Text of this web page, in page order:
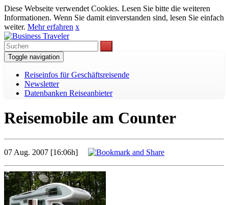
Diese Webseite verwendet Cookies. Lesen Sie bitte die weiteren
Informationen. Wenn Sie damit einverstanden sind, lesen Sie einfach
weiter. Mehr erfahren x
Toggle navigation
Reiseinfos für Geschäftsreisende
Newsletter
Datenbanken Reiseanbieter
Reisemobile am Counter
07 Aug. 2007 [16:06h]